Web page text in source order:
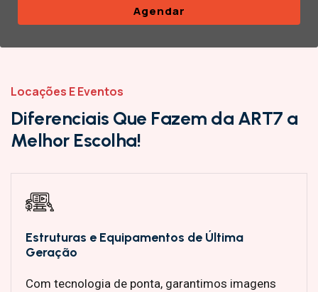
Agendar
Locações E Eventos
Diferenciais Que Fazem da ART7 a
Melhor Escolha!
Estruturas e Equipamentos de Última
Geração
Com tecnologia de ponta, garantimos imagens